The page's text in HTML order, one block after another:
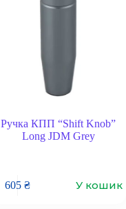
Ручка КПП “Shift Knob”
Long JDM Grey
605 ₴ У кошик